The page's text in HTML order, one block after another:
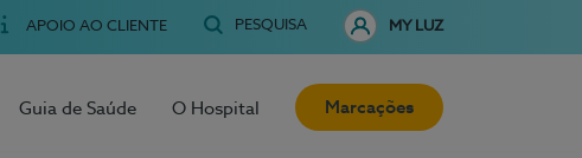
APOIO AO CLIENTE PESQUISA MY LUZ
Guia de Saúde O Hospital Marcações